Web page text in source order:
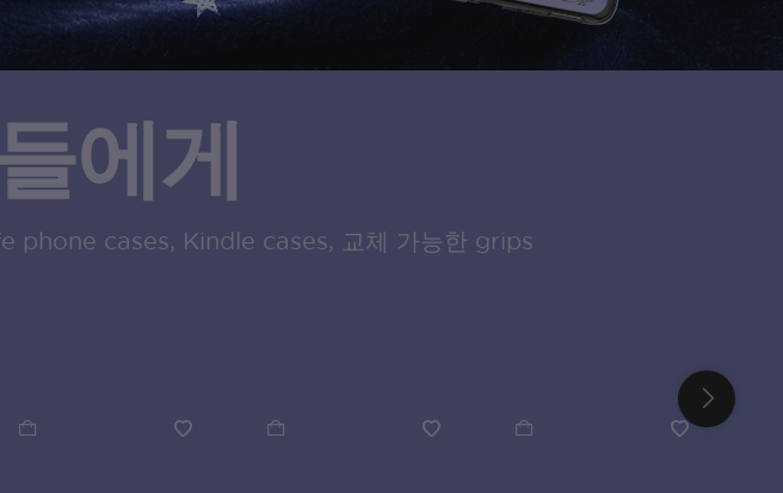
에게
phone cases, Kindle cases, 교체 가능한 grips